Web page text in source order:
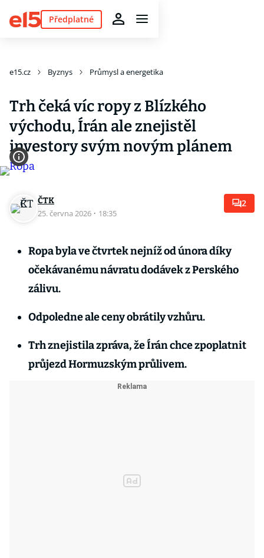
Předplatné
e15.cz Byznys Průmysl a energetika
Trh čeká víc ropy z Blízkého
východu, Írán ale znejistěl
investory svým novým plánem
ČTK
25. června 2026 · 18:35
2
Ropa byla ve čtvrtek nejníž od února díky
očekávanému návratu dodávek z Perského
zálivu.
Odpoledne ale ceny obrátily vzhůru.
Trh znejistila zpráva, že Írán chce zpoplatnit
průjezd Hormuzským průlivem.